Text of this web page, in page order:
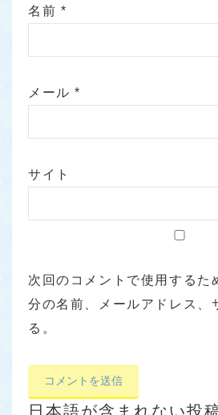
名前 *
メール*
サイト
次回のコメントで使用するた
分の名前、メールアドレス、
る。
日本語が含まれない投